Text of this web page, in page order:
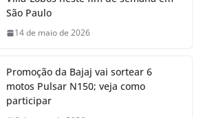
São Paulo
14 de maio de 2026
Promoção da Bajaj vai sortear 6
motos Pulsar N150; veja como
participar